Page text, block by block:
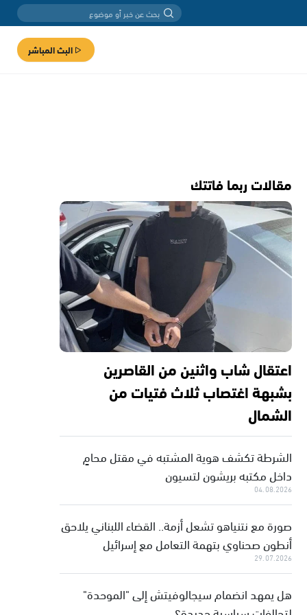
البث المباشر
مقالات ربما فاتتك
اعتقال شاب واثنين من القاصرين
بشبهة اغتصاب ثلاث فتيات من
الشمال
الشرطة تكشف هوية المشتبه في مقتل محامٍ
داخل مكتبه بريشون لتسيون
04.08.2026
صورة مع نتنياهو تشعل أزمة.. القضاء اللبناني يلاحق
أنطون صحناوي بتهمة التعامل مع إسرائيل
29.07.2026
هل يمهد انضمام سيجالوفيتش إلى "الموحدة"